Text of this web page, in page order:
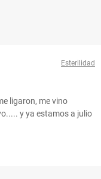
Esterilidad
ligaron, me vino
y ya estamos a julio